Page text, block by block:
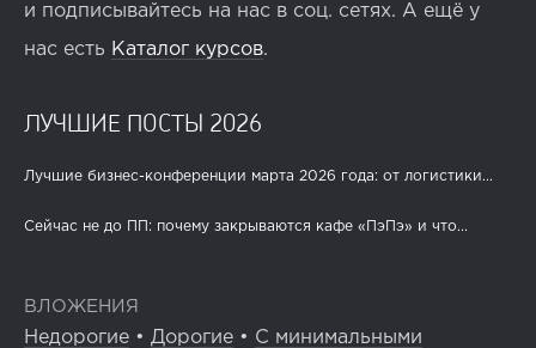
и подписывайтесь на нас в соц. сетях. А ещё у
нас есть Каталог курсов.
ЛУЧШИЕ ПОСТЫ 2026
Лучшие бизнес-конференции марта 2026 года: от логистики...
Сейчас не до ПП: почему закрываются кафе «ПэПэ» и что...
ВЛОЖЕНИЯ
Недорогие • Дорогие • С минимальными